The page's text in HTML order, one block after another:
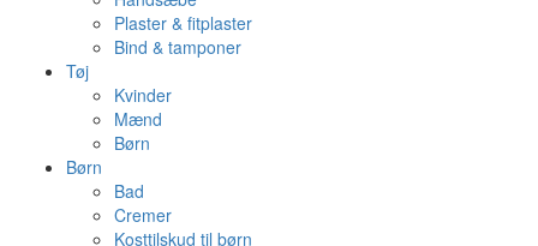
Plaster & fitplaster
Bind & tamponer
Tøj
Kvinder
Mænd
Børn
Børn
Bad
Cremer
Kosttilskud til børn